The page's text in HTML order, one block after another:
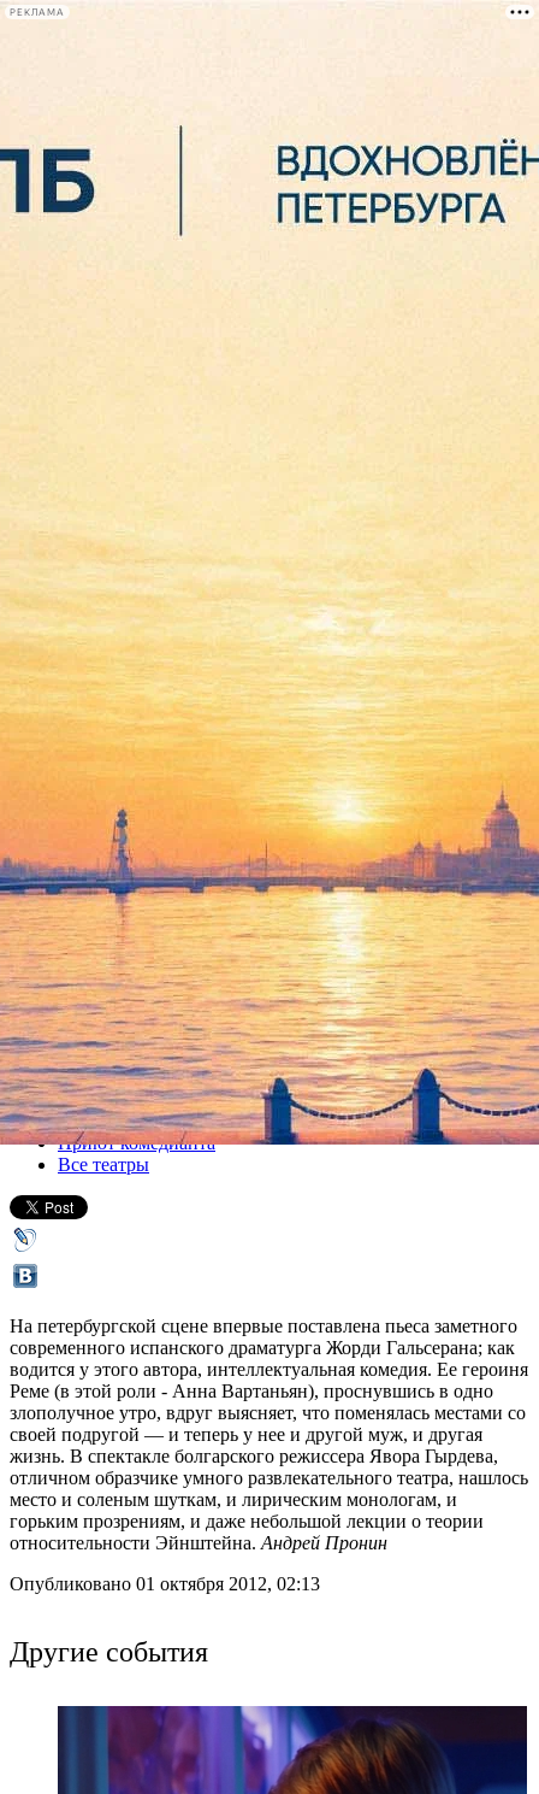
РЕКЛАМА
Сегодня:
Канкун
02 октября 2012, вторник,19.00
Версия для печати
Все спектакли
Приют комедианта
Все театры
На петербургской сцене впервые поставлена пьеса заметного
современного испанского драматурга Жорди Гальсерана; как
водится у этого автора, интеллектуальная комедия. Ее героиня
Реме (в этой роли - Анна Вартаньян), проснувшись в одно
злополучное утро, вдруг выясняет, что поменялась местами со
своей подругой — и теперь у нее и другой муж, и другая
жизнь. В спектакле болгарского режиссера Явора Гырдева,
отличном образчике умного развлекательного театра, нашлось
место и соленым шуткам, и лирическим монологам, и
горьким прозрениям, и даже небольшой лекции о теории
относительности Эйнштейна. Андрей Пронин
Опубликовано 01 октября 2012, 02:13
Другие события